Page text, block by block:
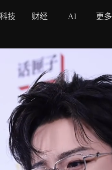
科技 财经 AI 更多